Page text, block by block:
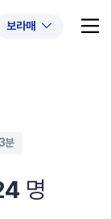
보라매
분
명